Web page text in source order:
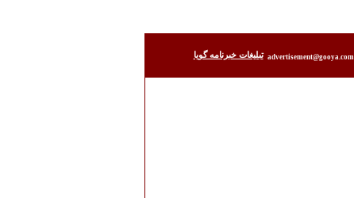
تبليغات خبرنامه گويا advertisement@gooya.com